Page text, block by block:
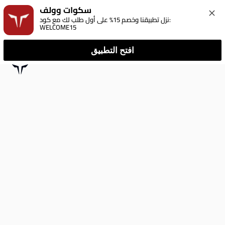
سكوات وولف
نزل تطبيقنا وخصم 15% على أول طلب لك مع كود:
WELCOME15
افتح التطبيق